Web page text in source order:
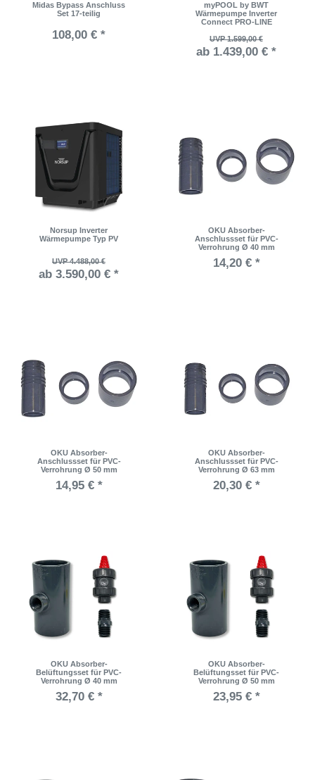
Midas Bypass Anschluss
Set 17-teilig
108,00 € *
myPOOL by BWT
Wärmepumpe Inverter
Connect PRO-LINE
UVP 1.599,00 €
ab 1.439,00 € *
Norsup Inverter
Wärmepumpe Typ PV
UVP 4.488,00 €
ab 3.590,00 € *
OKU Absorber-
Anschlussset für PVC-
Verrohrung Ø 40 mm
14,20 € *
OKU Absorber-
Anschlussset für PVC-
Verrohrung Ø 50 mm
14,95 € *
OKU Absorber-
Anschlussset für PVC-
Verrohrung Ø 63 mm
20,30 € *
OKU Absorber-
Belüftungsset für PVC-
Verrohrung Ø 40 mm
32,70 € *
OKU Absorber-
Belüftungsset für PVC-
Verrohrung Ø 50 mm
23,95 € *